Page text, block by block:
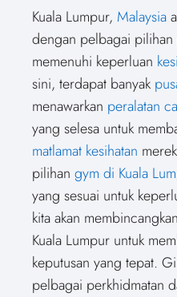
r
o
n
w
t
t
e
r
)
r
e
o
n
e
b
o
o
k
Kuala Lumpur, Malaysia
dengan pelbagai pilihan
memenuhi keperluan
sini, terdapat banyak
menawarkan peralatan
yang selesa untuk
matlamat kesihatan
pilihan gym di Kuala
yang sesuai untuk
kita akan
Kuala Lumpur untuk
keputusan yang tepat.
pelbagai perkhidmatan